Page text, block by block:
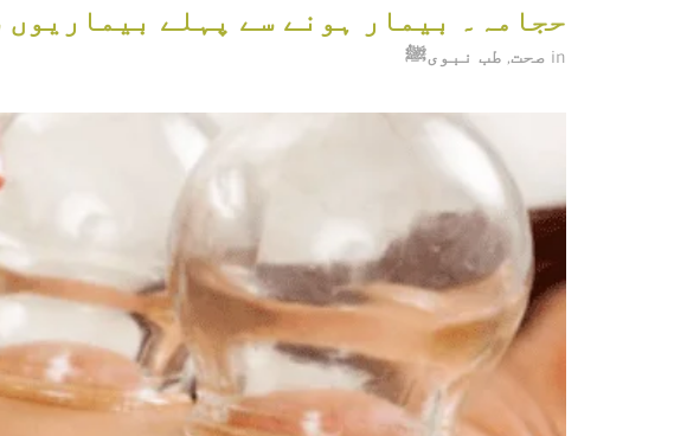
حجامہ۔ بیمار ہونے سے پہلے بیماریوں
in صحت, طب نبویﷺ